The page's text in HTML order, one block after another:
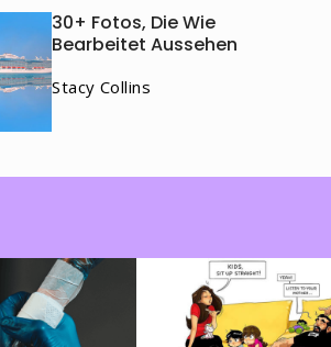
30+ Fotos, Die Wie
Bearbeitet Aussehen
Stacy Collins